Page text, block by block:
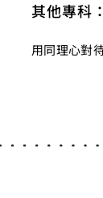
其他專科：
用同理心對